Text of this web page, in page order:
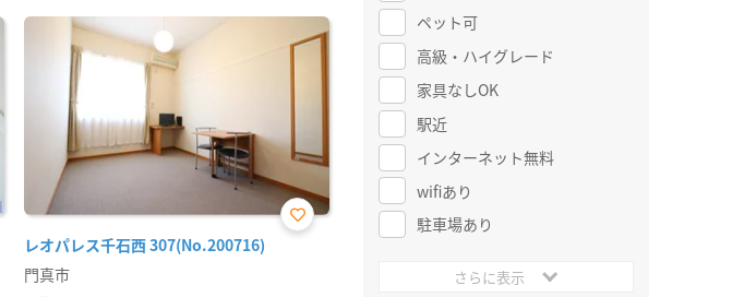
レオパレス千石西 307(No.200716) お気
門真市
ペット可
高級・ハイグレード
家具なしOK
駅近
インターネット無料
wifiあり
駐車場あり
さらに表示